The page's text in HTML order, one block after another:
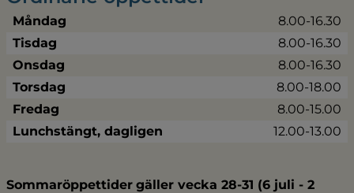
Måndag
8.00-16.30
Tisdag
8.00-16.30
Onsdag
8.00-16.30
Torsdag
8.00-18.00
Fredag
8.00-15.00
Lunchstängt, dagligen
12.00-13.00
Sommaröppettider gäller vecka 28-31 (6 juli - 2